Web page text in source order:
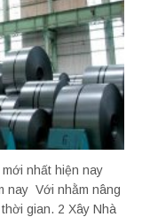
nhất hiện nay
nay Với nhằm nâng
gian. 2 Xây Nhà